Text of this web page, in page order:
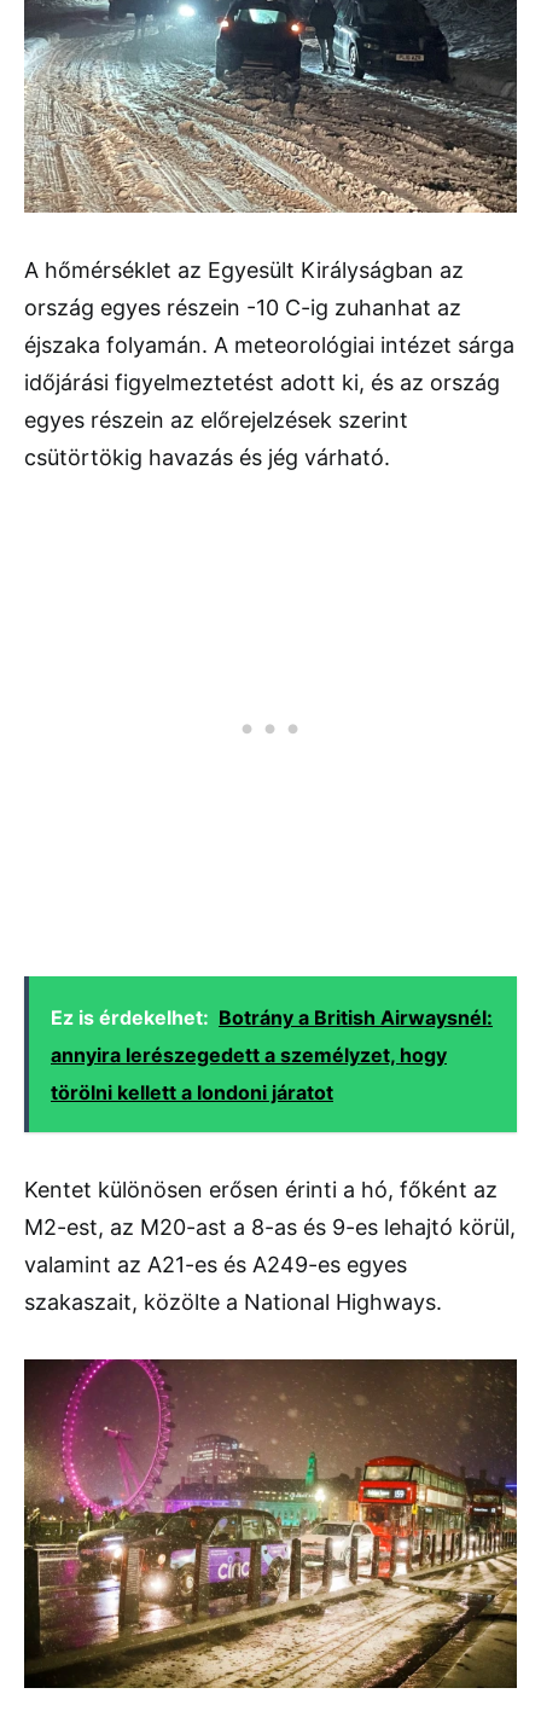
A hőmérséklet az Egyesült Királyságban az
ország egyes részein -10 C-ig zuhanhat az
éjszaka folyamán. A meteorológiai intézet sárga
időjárási figyelmeztetést adott ki, és az ország
egyes részein az előrejelzések szerint
csütörtökig havazás és jég várható.
Ez is érdekelhet: Botrány a British Airwaysnél:
annyira lerészegedett a személyzet, hogy
törölni kellett a londoni járatot
Kentet különösen erősen érinti a hó, főként az
M2-est, az M20-ast a 8-as és 9-es lehajtó körül,
valamint az A21-es és A249-es egyes
szakaszait, közölte a National Highways.